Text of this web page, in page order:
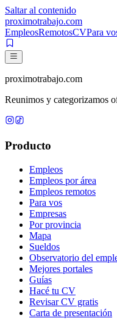
Saltar al contenido
proximotrabajo.com
EmpleosRemotosCVPara
proximotrabajo.com
Reunimos y categorizamos
Producto
Empleos
Empleos por área
Empleos remotos
Para vos
Empresas
Por provincia
Mapa
Sueldos
Observatorio del
Mejores portales
Guías
Hacé tu CV
Revisar CV gratis
Carta de presentación